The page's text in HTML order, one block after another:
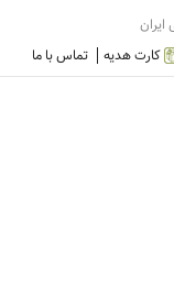
کارت هدیه تماس با ما